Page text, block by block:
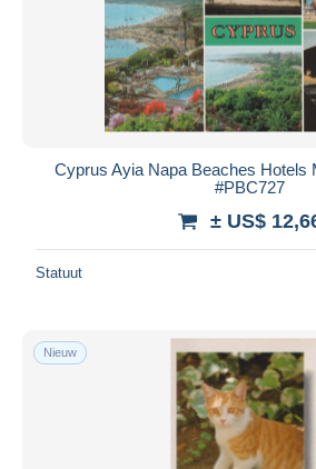
Cyprus Ayia Napa Beaches Hotels
#PBC727
± US$
Statuut
Nieuw